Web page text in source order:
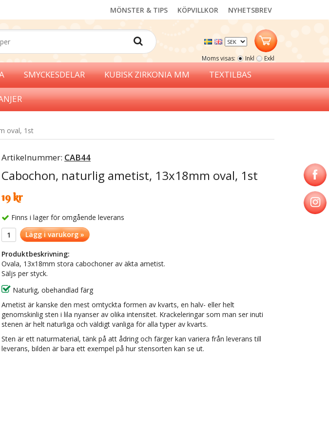
NYHETSBREV
KÖPVILLKOR
MÖNSTER & TIPS
Moms visas: Inkl Exkl
SMYCKESDELAR KUBISK ZIRKONIA MM TEXTILBAS
oval, 1st
Artikelnummer: CAB44
Cabochon, naturlig ametist, 13x18mm oval, 1st
19 kr
Finns i lager för omgående leverans
Lägg i varukorg »
Produktbeskrivning:
Ovala, 13x18mm stora cabochoner av äkta ametist.
Säljs per styck.
Naturlig, obehandlad färg
Ametist är kanske den mest omtyckta formen av kvarts, en halv- eller helt
genomskinlig sten i lila nyanser av olika intensitet. Krackeleringar som man ser inuti
stenen är helt naturliga och väldigt vanliga för alla typer av kvarts.
Sten är ett naturmaterial, tänk på att ådring och färger kan variera från leverans till
leverans, bilden är bara ett exempel på hur stensorten kan se ut.